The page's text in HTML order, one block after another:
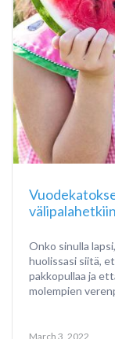
välipalahetkiin
Onko sinulla
huolissasi siitä,
pakkopullaa ja
molempien
March 3, 2022